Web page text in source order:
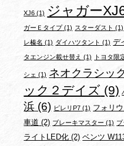
XJ6 (1) ジャガー
ガーＥタイプ(1) スターダスト (1)
レ榛名 (1) ダイハツタント (1) デ
タエンジン載せ替え (1) トヨタ限
シェ (1) ネオクラシッ
ック２デイズ (9)
浜 (6) ピレリP7 (1) フォリ
車道 (2) ブレーキマスター (1)
ライトLED化 (2) ベンツ